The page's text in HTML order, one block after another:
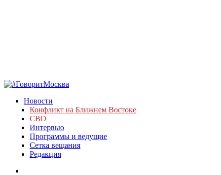
Новости
Конфликт на Ближнем Востоке
СВО
Интервью
Программы и ведущие
Сетка вещания
Редакция